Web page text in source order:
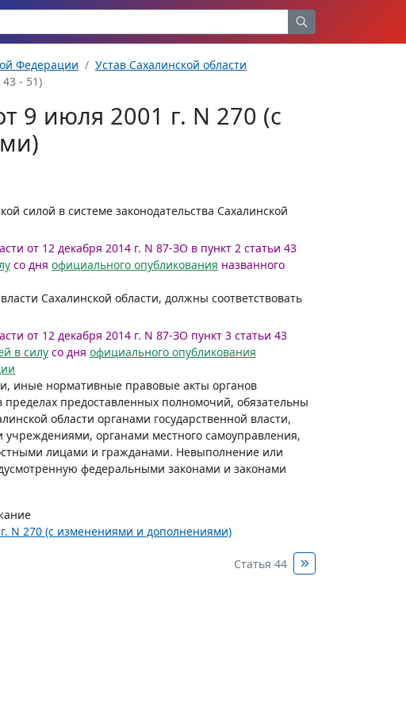
Федерации
Устав Сахалинской области
43 - 51)
9 июля 2001 г. N 270 (с
силой в системе законодательства Сахалинской
от 12 декабря 2014 г. N 87-ЗО в пункт 2 статьи 43
со дня официального опубликования названного
Сахалинской области, должны соответствовать
от 12 декабря 2014 г. N 87-ЗО пункт 3 статьи 43
в силу со дня официального опубликования
иные нормативные правовые акты органов
пределах предоставленных полномочий, обязательны
области органами государственной власти,
органами местного самоуправления,
лицами и гражданами. Невыполнение или
федеральными законами и законами
N 270 (с изменениями и дополнениями)
Статья 44